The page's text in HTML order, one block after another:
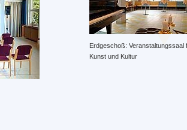
Erdgeschoß: Veranstaltungssaal
Kunst und Kultur